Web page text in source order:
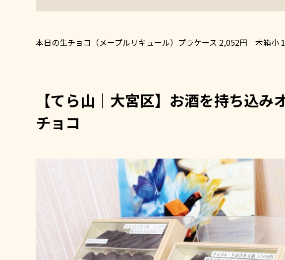
本日の生チョコ（メープルリキュール）プラケース 2,052円 木箱小
【てら山｜大宮区】お酒を持ち込
チョコ